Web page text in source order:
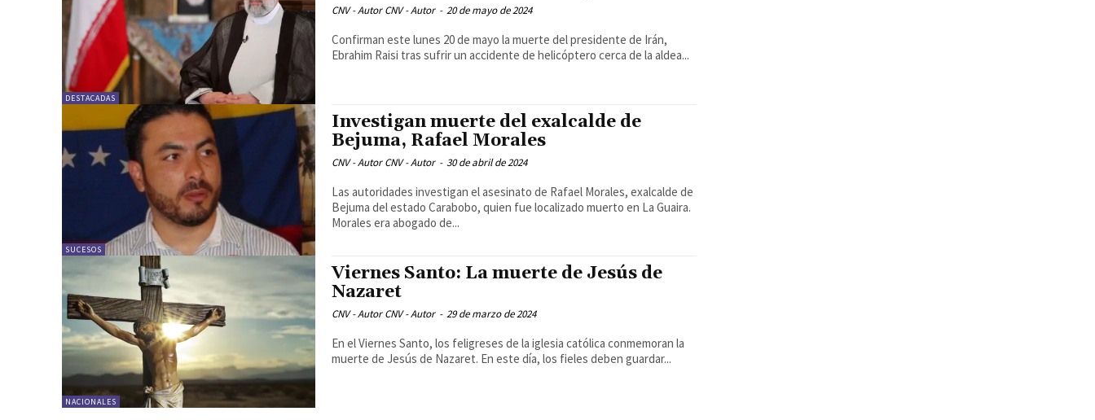
DESTACADAS
CNV - Autor CNV - Autor - 20 de mayo de 2024
Confirman este lunes 20 de mayo la muerte del presidente de Irán,
Ebrahim Raisi tras sufrir un accidente de helicóptero cerca de la aldea...
SUCESOS
Investigan muerte del exalcalde de
Bejuma, Rafael Morales
CNV - Autor CNV - Autor - 30 de abril de 2024
Las autoridades investigan el asesinato de Rafael Morales, exalcalde de
Bejuma del estado Carabobo, quien fue localizado muerto en La Guaira.
Morales era abogado de...
NACIONALES
Viernes Santo: La muerte de Jesús de
Nazaret
CNV - Autor CNV - Autor - 29 de marzo de 2024
En el Viernes Santo, los feligreses de la iglesia católica conmemoran la
muerte de Jesús de Nazaret. En este día, los fieles deben guardar...